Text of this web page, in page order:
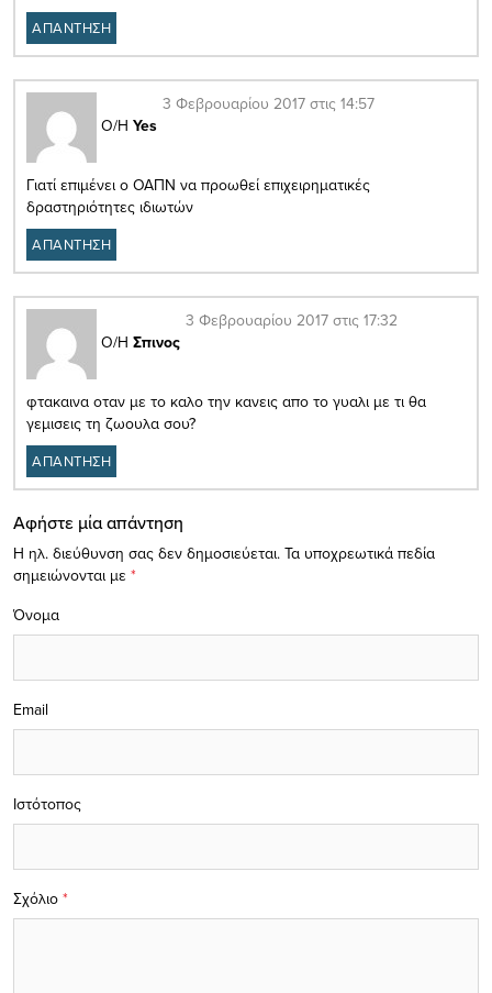
ΑΠΑΝΤΗΣΗ
Ο/Η Yes
3 Φεβρουαρίου 2017 στις 14:57
Γιατί επιμένει ο ΟΑΠΝ να προωθεί επιχειρηματικές
δραστηριότητες ιδιωτών
ΑΠΑΝΤΗΣΗ
Ο/Η Σπινος
3 Φεβρουαρίου 2017 στις 17:32
φτακαινα οταν με το καλο την κανεις απο το γυαλι με τι θα
γεμισεις τη ζωουλα σου?
ΑΠΑΝΤΗΣΗ
Αφήστε μία απάντηση
Η ηλ. διεύθυνση σας δεν δημοσιεύεται. Τα υποχρεωτικά πεδία
σημειώνονται με *
Σχόλιο *
Όνομα
Email
Ιστότοπος